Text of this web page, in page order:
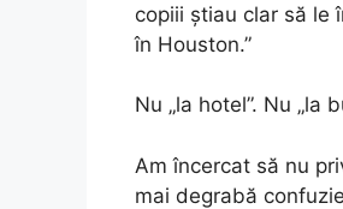
copiii știau clar să le
în Houston.”
Nu „la hotel”. Nu „la
Am încercat să nu
mai degrabă